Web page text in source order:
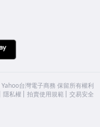
Yahoo台灣電子商務 保留所有權利
隱私權 拍賣使用規範 交易安全